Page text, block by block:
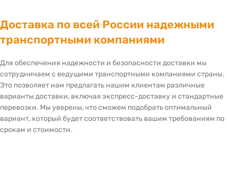
Доставка по всей России надежными
транспортными компаниями
Для обеспечения надежности и безопасности доставки мы
сотрудничаем с ведущими транспортными компаниями страны.
Это позволяет нам предлагать нашим клиентам различные
варианты доставки, включая экспресс-доставку и стандартные
перевозки. Мы уверены, что сможем подобрать оптимальный
вариант, который будет соответствовать вашим требованиям по
срокам и стоимости.